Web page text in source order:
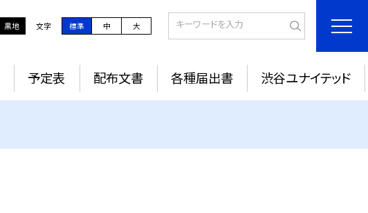
黒地 文字 標準 中 大
予定表 配布文書 各種届出書 渋谷ユナイテッド